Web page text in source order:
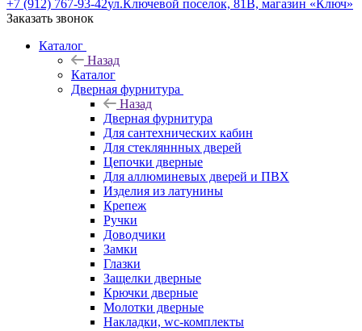
+7 (912) 767-93-42ул.Ключевой поселок, 81В, магазин «Ключ»
Заказать звонок
Каталог
Назад
Каталог
Дверная фурнитура
Назад
Дверная фурнитура
Для сантехнических кабин
Для стекляннных дверей
Цепочки дверные
Для аллюминевых дверей и ПВХ
Изделия из латунины
Крепеж
Ручки
Доводчики
Замки
Глазки
Защелки дверные
Крючки дверные
Молотки дверные
Накладки, wc-комплекты